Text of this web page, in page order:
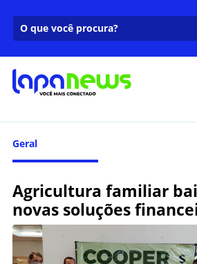
Geral
Agricultura familiar
novas soluções